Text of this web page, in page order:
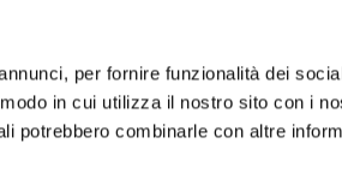
per fornire funzionalità dei
in cui utilizza il nostro sito con i
potrebbero combinarle con altre
dove attività di
specifica
respirare
locali e